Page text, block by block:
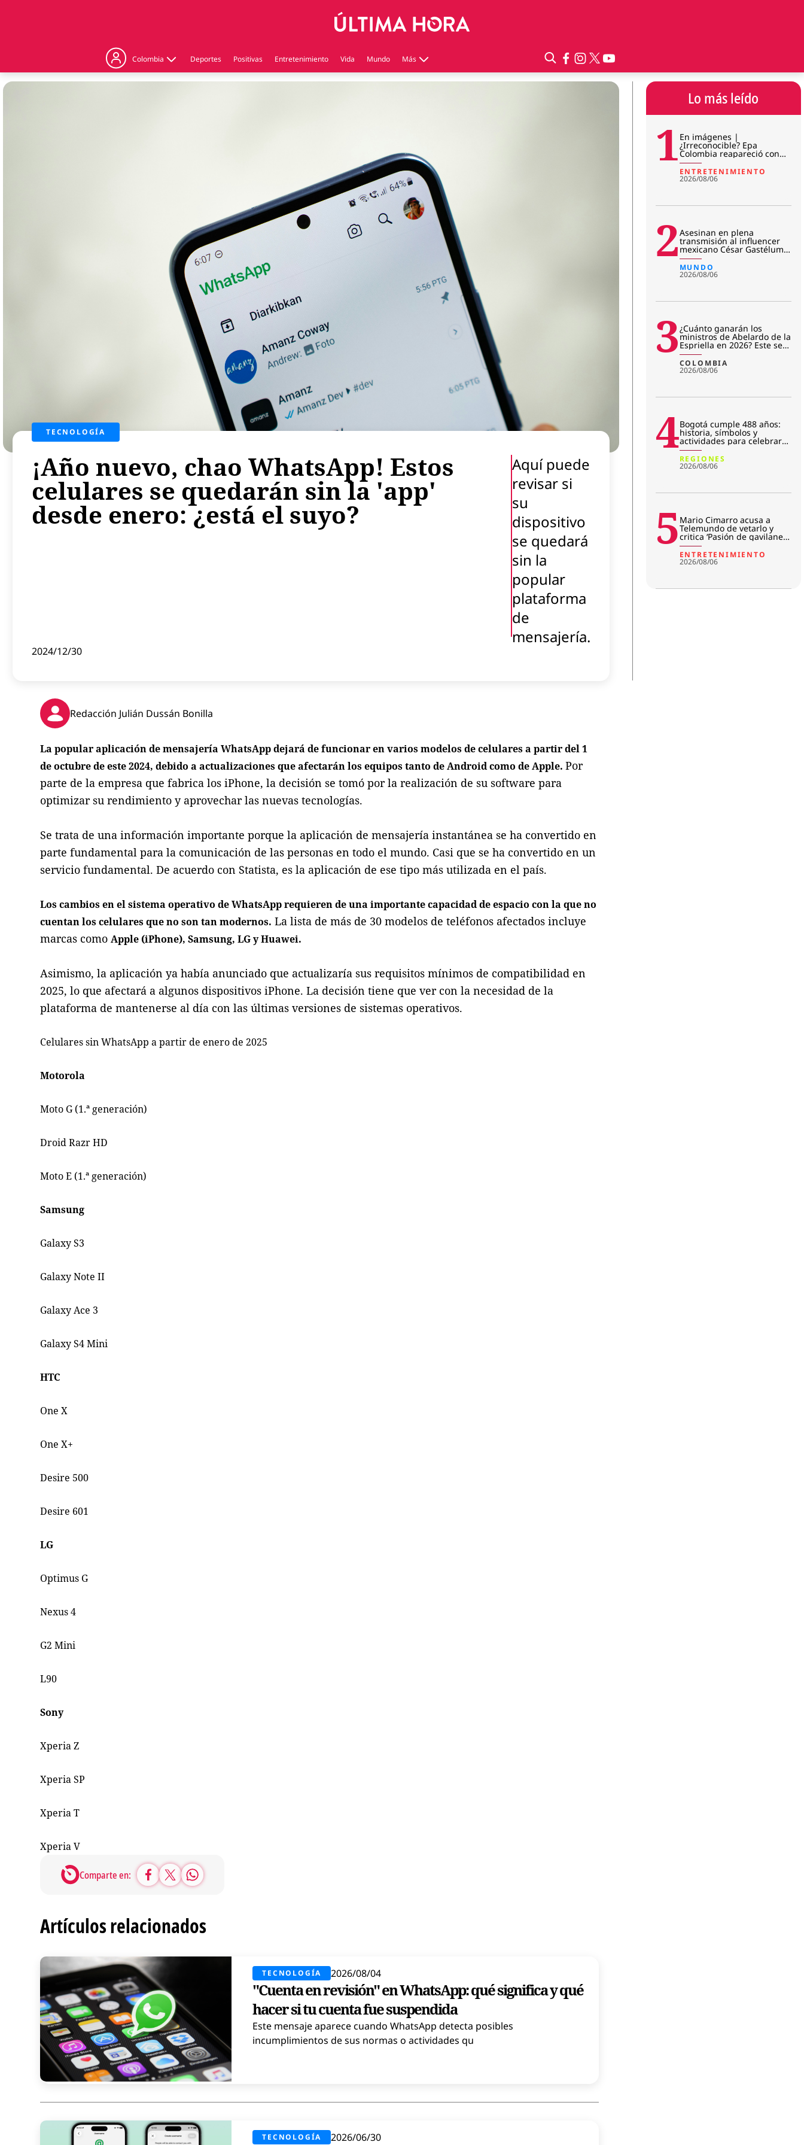
Colombia
Judicial
Deportes Positivas Entretenimiento Vida Mundo Más
Virales
Contenido patrocinado
Instagram
TECNOLOGÍA
¡Año nuevo, chao WhatsApp! Estos
celulares se quedarán sin la 'app'
desde enero: ¿está el suyo?
Aquí puede
revisar si
su
dispositivo
se quedará
sin la
popular
plataforma
de
mensajería.
2024/12/30
Lo más leído
1 En imágenes |
¿Irreconocible? Epa
Colombia reapareció con
sorpresivo cambio físico en
prisión
ENTRETENIMIENTO
2026/08/06
2Asesinan en plena
transmisión al influencer
mexicano César Gastélum:
revelan primera hipótesis
del c
MUNDO
2026/08/06
3¿Cuánto ganarán los
ministros de Abelardo de la
Espriella en 2026? Este será
su salario mensual
COLOMBIA
2026/08/06
4Bogotá cumple 488 años:
historia, símbolos y
actividades para celebrar
su aniversario
REGIONES
2026/08/06
5 Mario Cimarro acusa a
Telemundo de vetarlo y
critica ‘Pasión de gavilanes
2’
ENTRETENIMIENTO
2026/08/06
Redacción Julián Dussán Bonilla
La popular aplicación de mensajería WhatsApp dejará de funcionar en varios modelos de celulares a partir del 1
de octubre de este 2024, debido a actualizaciones que afectarán los equipos tanto de Android como de Apple.Por
parte de la empresa que fabrica los iPhone, la decisión se tomó por la realización de su software para
optimizar su rendimiento y aprovechar las nuevas tecnologías.
Se trata de una información importante porque la aplicación de mensajería instantánea se ha convertido en
parte fundamental para la comunicación de las personas en todo el mundo. Casi que se ha convertido en un
servicio fundamental. De acuerdo con Statista, es la aplicación de ese tipo más utilizada en el país.
Los cambios en el sistema operativo de WhatsApp requieren de una importante capacidad de espacio con la que no
cuentan los celulares que no son tan modernos. La lista de más de 30 modelos de teléfonos afectados incluye
marcas comoApple (iPhone), Samsung, LG y Huawei.
Asimismo, la aplicación ya había anunciado que actualizaría sus requisitos mínimos de compatibilidad en
2025, lo que afectará a algunos dispositivos iPhone. La decisión tiene que ver con la necesidad de la
plataforma de mantenerse al día con las últimas versiones de sistemas operativos.
Celulares sin WhatsApp a partir de enero de 2025
Motorola
Moto G (1.ª generación)
Droid Razr HD
Moto E (1.ª generación)
Samsung
Galaxy S3
Galaxy Note II
Galaxy Ace 3
Galaxy S4 Mini
HTC
One X
One X+
Desire 500
Desire 601
LG
Optimus G
Nexus 4
G2 Mini
L90
Sony
Xperia Z
Xperia SP
Xperia T
Xperia V
Comparte en:
Artículos relacionados
TECNOLOGÍA 2026/08/04
"Cuenta en revisión" en WhatsApp: qué significa y qué
hacer si tu cuenta fue suspendida
Este mensaje aparece cuando WhatsApp detecta posibles
incumplimientos de sus normas o actividades qu
TECNOLOGÍA 2026/06/30